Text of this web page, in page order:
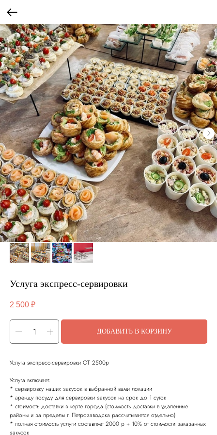
Услуга экспресс-сервировки
2 500 ₽
ДОБАВИТЬ В КОРЗИНУ
Услуга экспресс-сервировки ОТ 2500р
Услуга включает:
* сервировку наших закусок в выбранной вами локации
* ⁠аренду посуду для сервировки закусок на срок до 1 суток
* ⁠стоимость доставки в черте города (стоимость доставки в удаленные
районы и за пределы г. Петрозаводска рассчитывается отдельно)
* ⁠полная стоимость услуги составляет 2000 р + 10% от стоимости заказанных
закусок